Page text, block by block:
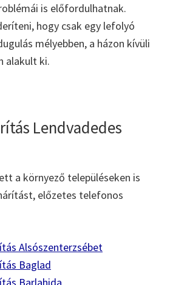
is előfordulhatnak.
hogy csak egy lefolyó
mélyebben, a házon kívüli
alakult ki.
Lendvadedes
a környező településeken is
előzetes telefonos
Alsószenterzsébet
Baglad
Barlahida